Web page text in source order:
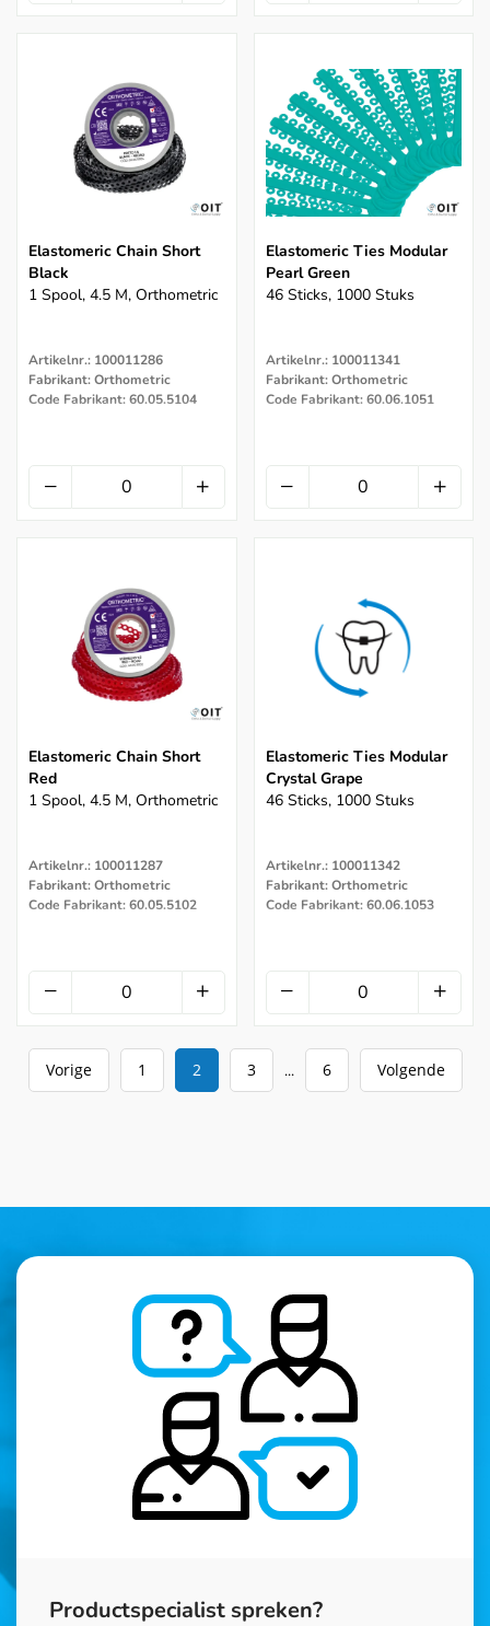
Elastomeric Chain Short
Black
1 Spool, 4.5 M, Orthometric
Artikelnr.: 100011286
Fabrikant: Orthometric
Code Fabrikant: 60.05.5104
Elastomeric Ties Modular
Pearl Green
46 Sticks, 1000 Stuks
Artikelnr.: 100011341
Fabrikant: Orthometric
Code Fabrikant: 60.06.1051
Elastomeric Chain Short
Red
1 Spool, 4.5 M, Orthometric
Artikelnr.: 100011287
Fabrikant: Orthometric
Code Fabrikant: 60.05.5102
Elastomeric Ties Modular
Crystal Grape
46 Sticks, 1000 Stuks
Artikelnr.: 100011342
Fabrikant: Orthometric
Code Fabrikant: 60.06.1053
Vorige 1 2 3 ... 6 Volgende
Productspecialist spreken?